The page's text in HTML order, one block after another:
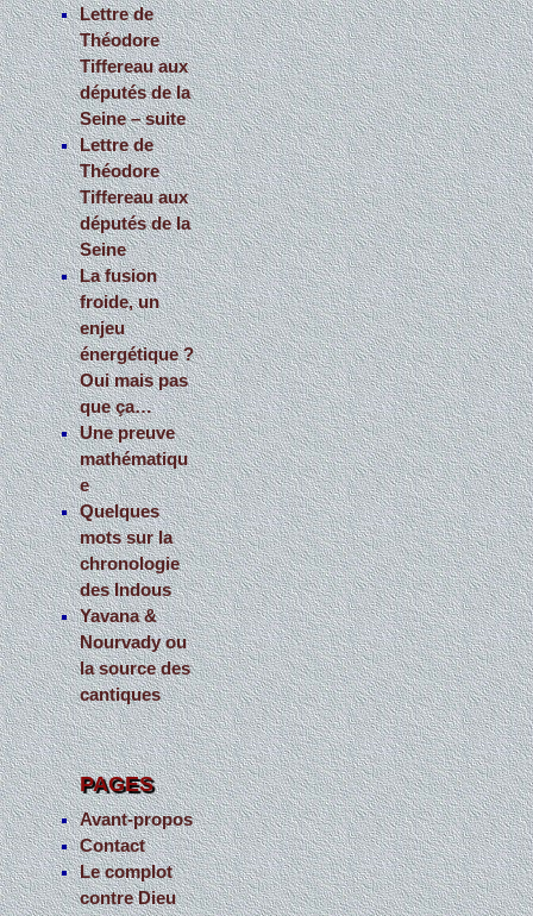
Lettre de
Théodore
Tiffereau aux
députés de la
Seine – suite
Lettre de
Théodore
Tiffereau aux
députés de la
Seine
La fusion
froide, un
enjeu
énergétique ?
Oui mais pas
que ça…
Une preuve
mathématiqu
e
Quelques
mots sur la
chronologie
des Indous
Yavana &
Nourvady ou
la source des
cantiques
PAGES
Avant-propos
Contact
Le complot
contre Dieu